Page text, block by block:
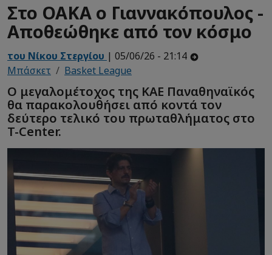
Στο ΟΑΚΑ ο Γιαννακόπουλος -
Αποθεώθηκε από τον κόσμο
του Νίκου Στεργίου | 05/06/26 - 21:14
Μπάσκετ
Basket League
Ο μεγαλομέτοχος της ΚΑΕ Παναθηναϊκός
θα παρακολουθήσει από κοντά τον
δεύτερο τελικό του πρωταθλήματος στο
T-Center.